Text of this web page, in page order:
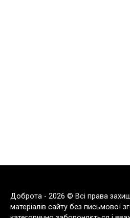
Доброта - 2026 © Всі права
матеріалів сайту без письмової